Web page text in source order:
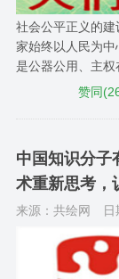
社会公平正义的
家始终以人民为
是公器公用、主
赞同(
中国知识分子
术重新思考，
来源：共绘网